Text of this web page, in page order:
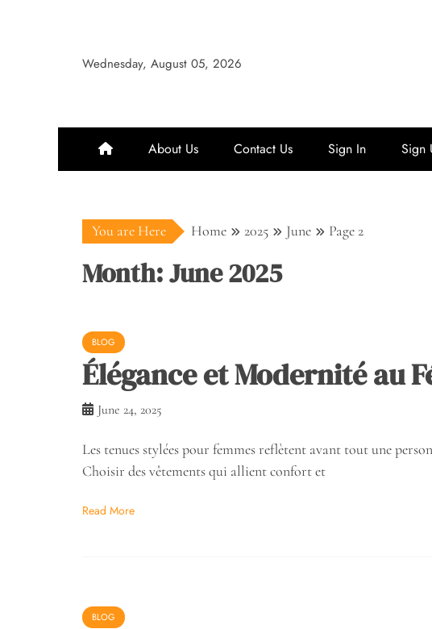
Wednesday, August 05, 2026
About Us Contact Us Sign In Sign
You are Here Home 2025 June Page 2
Month:June 2025
BLOG
Élégance et Modernité au
June 24, 2025
Les tenues stylées pour femmes reflètent avant tout une
Choisir des vêtements qui allient confort et
Read More
BLOG